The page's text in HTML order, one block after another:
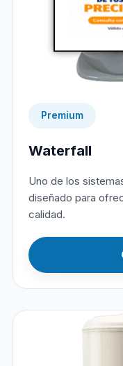
Premium
Waterfall
Uno de los
diseñado para
calidad.